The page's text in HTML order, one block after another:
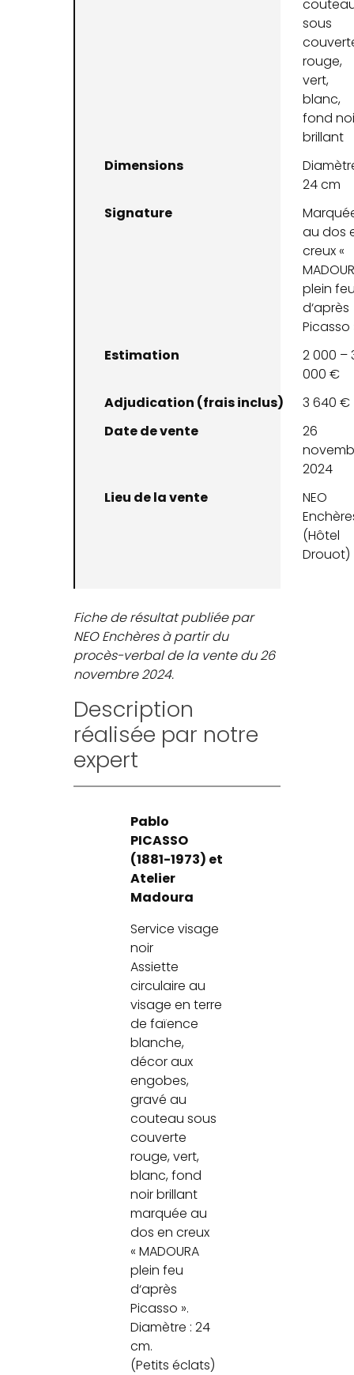
sous
rouge,
vert,
blanc,
fond
brillant
Dimensions
24 cm
Signature
au dos
creux «
plein
d‘après
Picasso
Estimation
2 000 –
000 €
Adjudication (frais inclus)
3 640 €
Date de vente
26
2024
Lieu de la vente
NEO
(Hôtel
Drouot)
Fiche de résultat publiée par
NEO Enchères à partir du
procès-verbal de la vente du 26
novembre 2024.
Description
réalisée par notre
expert
Pablo
PICASSO
(1881-1973) et
Atelier
Madoura
Service visage
noir
Assiette
circulaire au
visage en terre
de faïence
blanche,
décor aux
engobes,
gravé au
couteau sous
couverte
rouge, vert,
blanc, fond
noir brillant
marquée au
dos en creux
« MADOURA
plein feu
d‘après
Picasso ».
Diamètre : 24
cm.
(Petits éclats)